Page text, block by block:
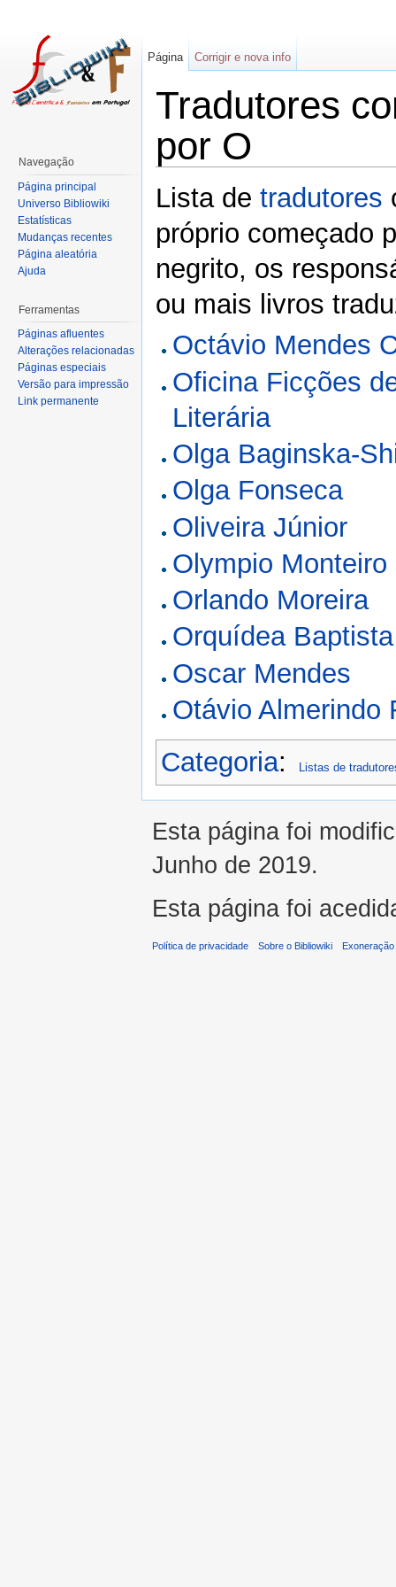
Tradutores
por O
Lista de tradutores
próprio começado
negrito, os
ou mais livros
Octávio Mendes
Oficina Ficções
Literária
Olga Baginska-
Olga Fonseca
Oliveira Júnior
Olympio Monteiro
Orlando Moreira
Orquídea Baptista
Oscar Mendes
Otávio Almerindo
Categoria: Listas de
Página Corrigir e nova info
Navegação
Página principal
Universo Bibliowiki
Estatísticas
Mudanças recentes
Página aleatória
Ajuda
Ferramentas
Páginas afluentes
Alterações relacionadas
Páginas especiais
Versão para impressão
Link permanente
Esta página foi
Junho de 2019.
Esta página foi
Política de privacidade Sobre o Bibliowiki